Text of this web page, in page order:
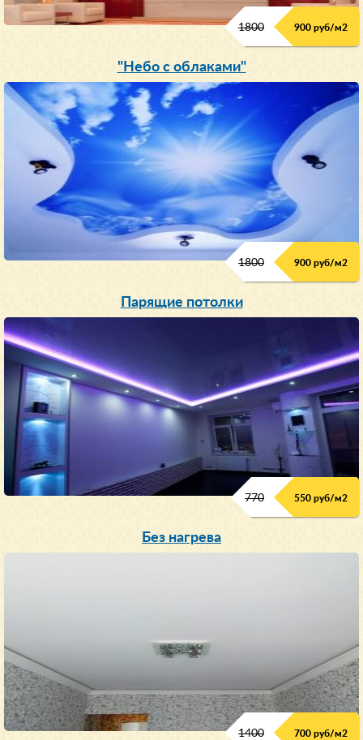
1800 900 руб/м2
"Небо с облаками"
1800 900 руб/м2
Парящие потолки
770 550 руб/м2
Без нагрева
1400 700 руб/м2